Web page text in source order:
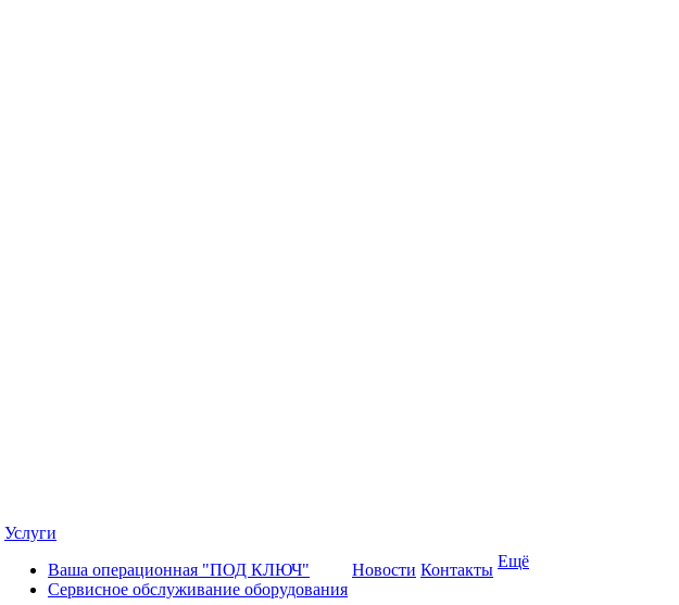
Услуги
Ваша операционная "ПОД КЛЮЧ"
Сервисное обслуживание оборудования
Новости Контакты Ещё